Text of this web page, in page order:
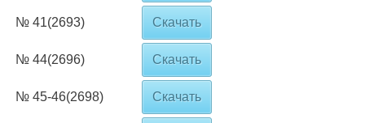
№ 41(2693) Скачать
№ 44(2696) Скачать
№ 45-46(2698) Скачать